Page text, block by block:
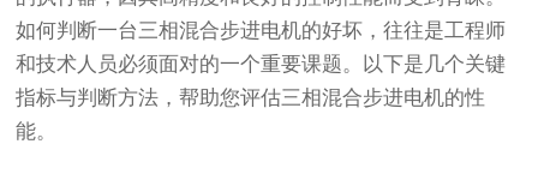
如何判断一台三相混合步进电机的好坏，往往是工程师
和技术人员必须面对的一个重要课题。以下是几个关键
指标与判断方法，帮助您评估三相混合步进电机的性
能。